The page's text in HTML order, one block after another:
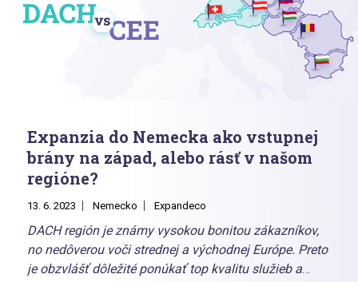
Expanzia do Nemecka ako vstupnej
brány na západ, alebo rásť v našom
regióne?
13. 6. 2023 Nemecko Expandeco
DACH región je známy vysokou bonitou zákazníkov,
no nedôverou voči strednej a východnej Európe. Preto
je obzvlášť dôležité ponúkať top kvalitu služieb a